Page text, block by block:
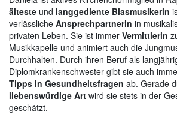
älteste und langgediente Blasmusikerin
verlässliche Ansprechpartnerin in
privaten Leben. Sie ist immer Vermittlerin
Musikkapelle und animiert auch die
Durchhalten. Durch ihren Beruf als
Diplomkrankenschwester gibt sie auch
Tipps in Gesundheitsfragen ab. Gerade
liebenswürdige Art wird sie stets in der
geschätzt.